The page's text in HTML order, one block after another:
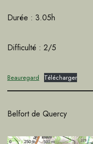
Durée : 3.05h
Difficulté : 2/5
Beauregard Télécharger
Belfort de Quercy